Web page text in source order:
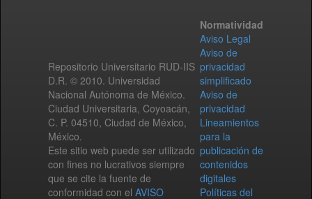
Repositorio Universitario RUD-IIS
D.R. © 2010. Universidad
Nacional Autónoma de México.
Ciudad Universitaria, Coyoacán,
C. P. 04510, Ciudad de México,
México.
Este sitio web puede ser utilizado
con fines no lucrativos siempre
que se cite la fuente de
conformidad con el AVISO
Normatividad
Aviso Legal
Aviso de
privacidad
simplificado
Aviso de
privacidad
Lineamientos
para la
publicación de
contenidos
digitales
Políticas del